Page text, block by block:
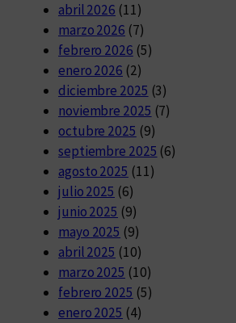
abril 2026 (11)
marzo 2026 (7)
febrero 2026 (5)
enero 2026 (2)
diciembre 2025 (3)
noviembre 2025 (7)
octubre 2025 (9)
septiembre 2025 (6)
agosto 2025 (11)
julio 2025 (6)
junio 2025 (9)
mayo 2025 (9)
abril 2025 (10)
marzo 2025 (10)
febrero 2025 (5)
enero 2025 (4)